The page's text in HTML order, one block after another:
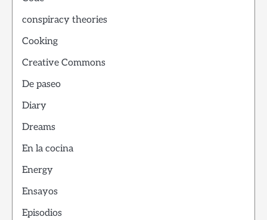
conspiracy theories
Cooking
Creative Commons
De paseo
Diary
Dreams
En la cocina
Energy
Ensayos
Episodios